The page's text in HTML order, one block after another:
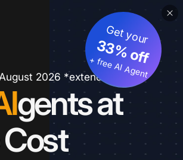
2026 *extended
gents at
Get your
33% off
+ free AI Agent